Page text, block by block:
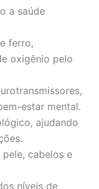
a saúde
ferro,
oxigênio pelo
estar mental.
ajudando
cabelos e
níveis de